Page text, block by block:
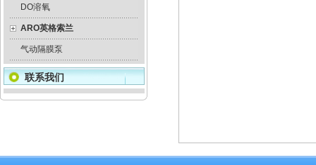
DO溶氧
ARO英格索兰
气动隔膜泵
联系我们